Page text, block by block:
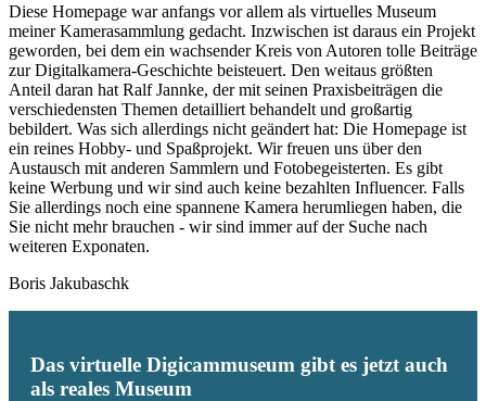
Diese Homepage war anfangs vor allem als virtuelles Museum
meiner Kamerasammlung gedacht. Inzwischen ist daraus ein Projekt
geworden, bei dem ein wachsender Kreis von Autoren tolle Beiträge
zur Digitalkamera-Geschichte beisteuert. Den weitaus größten
Anteil daran hat Ralf Jannke, der mit seinen Praxisbeiträgen die
verschiedensten Themen detailliert behandelt und großartig
bebildert. Was sich allerdings nicht geändert hat: Die Homepage ist
ein reines Hobby- und Spaßprojekt. Wir freuen uns über den
Austausch mit anderen Sammlern und Fotobegeisterten. Es gibt
keine Werbung und wir sind auch keine bezahlten Influencer. Falls
Sie allerdings noch eine spannene Kamera herumliegen haben, die
Sie nicht mehr brauchen - wir sind immer auf der Suche nach
weiteren Exponaten.
Boris Jakubaschk
Das virtuelle Digicammuseum gibt es jetzt auch
als reales Museum